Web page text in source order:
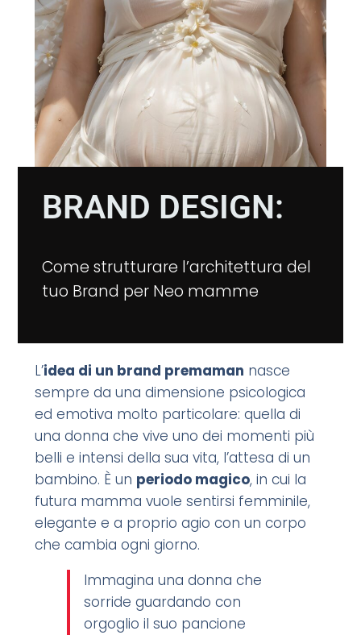
BRAND DESIGN:
Come strutturare l’architettura del
tuo Brand per Neo mamme
L’idea di un brand premaman nasce
sempre da una dimensione psicologica
ed emotiva molto particolare: quella di
una donna che vive uno dei momenti più
belli e intensi della sua vita, l’attesa di un
bambino. È un periodo magico, in cui la
futura mamma vuole sentirsi femminile,
elegante e a proprio agio con un corpo
che cambia ogni giorno.
Immagina una donna che
sorride guardando con
orgoglio il suo pancione